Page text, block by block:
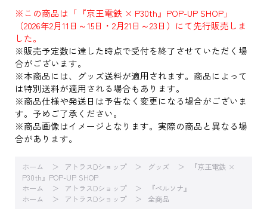
※この商品は「『京王電鉄 × P30th』POP-UP SHOP」
（2026年2月11日～15日・2月21日～23日）にて先行販売しま
した。
※販売予定数に達した時点で受付を終了させていただく場
合がございます。
※本商品には、グッズ送料が適用されます。商品によって
は特別送料が適用される場合もあります。
※商品仕様や発送日は予告なく変更になる場合がございま
す。予めご了承ください。
※商品画像はイメージとなります。実際の商品と異なる場
合があります。
ホーム アトラスDショップ グッズ
『京王電鉄 ×
P30th』POP-UP SHOP
ホーム
アトラスDショップ
『ペルソナ』
ホーム
アトラスDショップ 全商品